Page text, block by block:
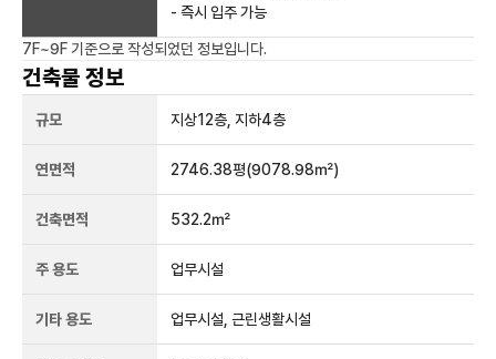
- 즉시 입주 가능
7F~9F 기준으로 작성되었던 정보입니다.
건축물 정보
규모 지상12층, 지하4층
연면적 2746.38평(9078.98㎡)
건축면적 532.2㎡
주 용도 업무시설
기타 용도 업무시설, 근린생활시설